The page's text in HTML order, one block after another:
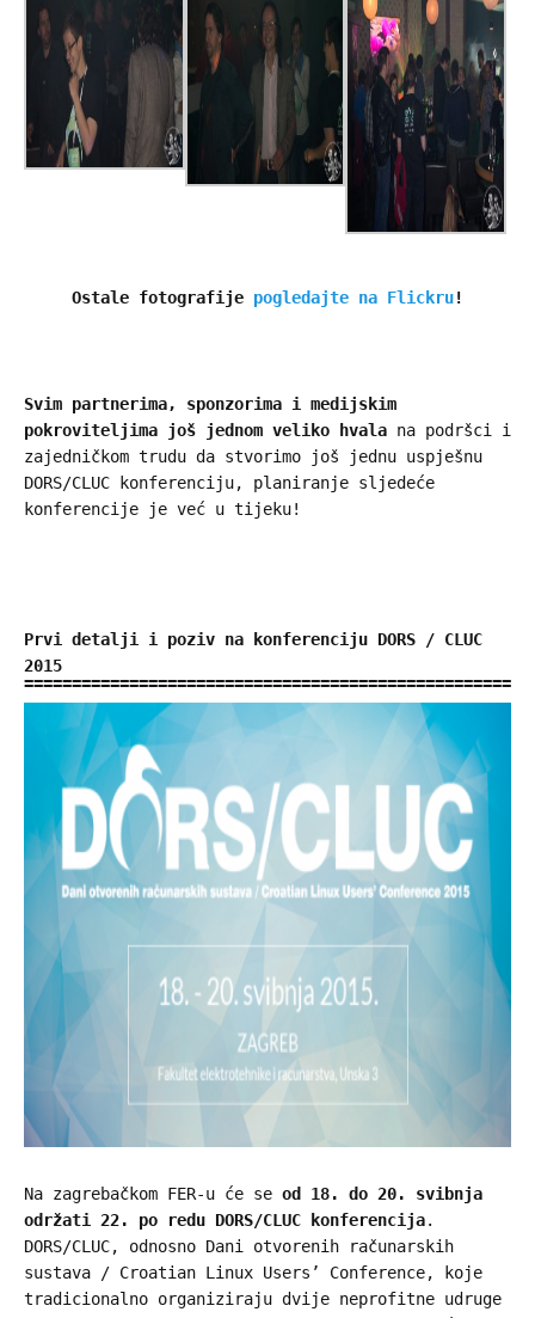
Ostale fotografije pogledajte na Flickru!
Svim partnerima, sponzorima i medijskim
pokroviteljima još jednom veliko hvala na podršci i
zajedničkom trudu da stvorimo još jednu uspješnu
DORS/CLUC konferenciju, planiranje sljedeće
konferencije je već u tijeku!
Prvi detalji i poziv na konferenciju DORS / CLUC
2015
Na zagrebačkom FER-u će se od 18. do 20. svibnja
održati 22. po redu DORS/CLUC konferencija.
DORS/CLUC, odnosno Dani otvorenih računarskih
sustava / Croatian Linux Users’ Conference, koje
tradicionalno organiziraju dvije neprofitne udruge